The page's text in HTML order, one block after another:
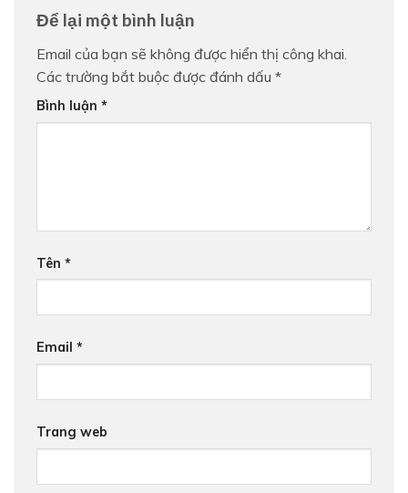
Để lại một bình luận
Email của bạn sẽ không được hiển thị công khai.
Các trường bắt buộc được đánh dấu *
Bình luận *
Tên *
Email *
Trang web